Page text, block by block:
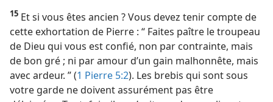
15 Et si vous êtes ancien ? Vous devez tenir compte de
cette exhortation de Pierre : “ Faites paître le troupeau
de Dieu qui vous est confié, non par contrainte, mais
de bon gré ; ni par amour d’un gain malhonnête, mais
avec ardeur. ” (1 Pierre 5:2). Les brebis qui sont sous
votre garde ne doivent assurément pas être